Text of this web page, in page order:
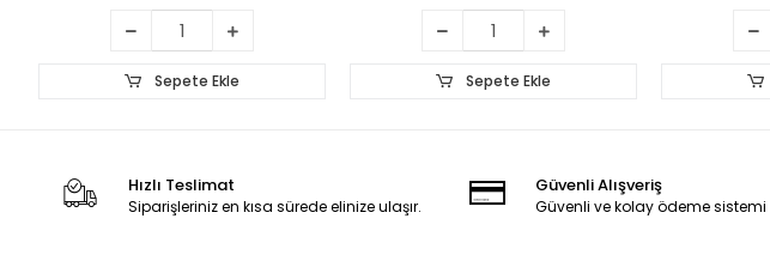
Sepete Ekle Sepete Ekle
Hızlı Teslimat
Siparişleriniz en kısa sürede elinize ulaşır.
Güvenli Alışveriş
Güvenli ve kolay ödeme sistemi